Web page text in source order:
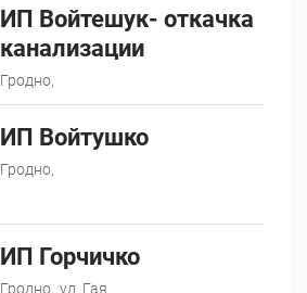
ИП Войтешук- откачка
канализации
Гродно,
ИП Войтушко
Гродно,
ИП Горчичко
Гродно, ул. Гая